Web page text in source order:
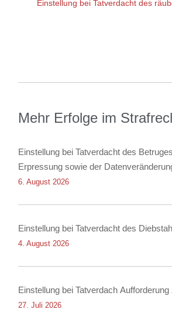
Einstellung bei Tatverdacht des
Mehr Erfolge im
Einstellung bei Tatverdacht des
Erpressung sowie der
6. August 2026
Einstellung bei Tatverdacht des
4. August 2026
Einstellung bei Tatverdach
27. Juli 2026